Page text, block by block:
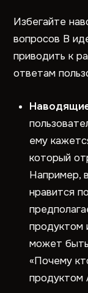
Избегайте
вопросов В
приводить к
ответам
ему
который
Например,
нравится
продуктом
может
«Почему
продуктом